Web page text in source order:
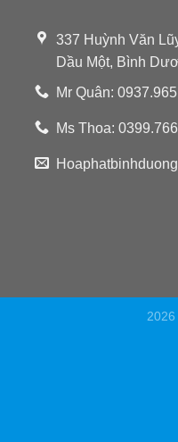
337 Huỳnh Văn
Dầu Một, Bình
Mr Quân:
Ms Thoa: